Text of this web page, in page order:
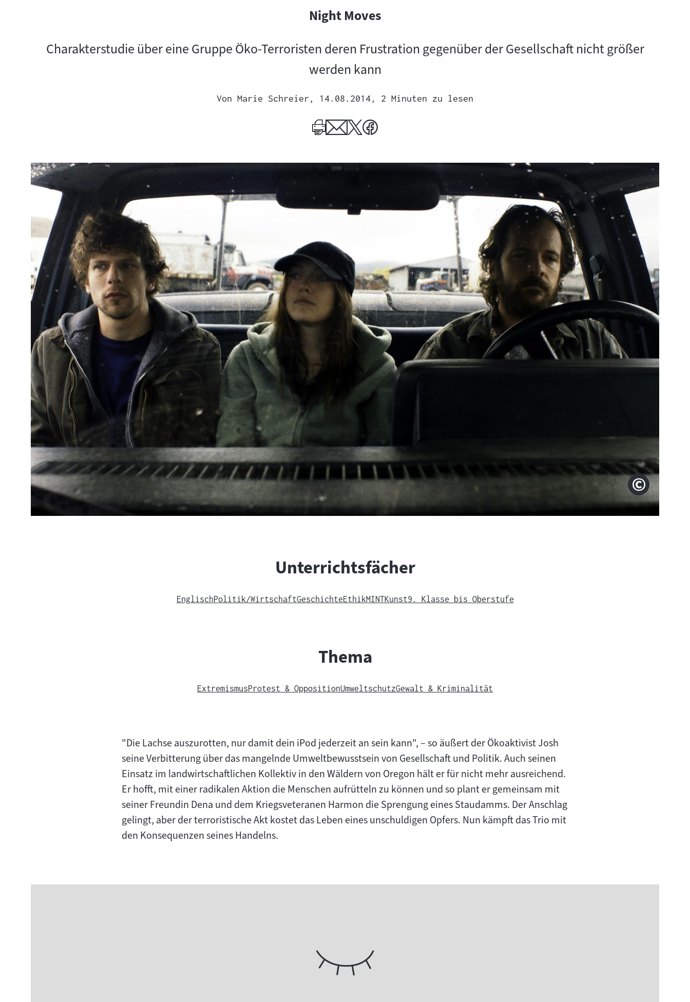
Night Moves
Charakterstudie über eine Gruppe Öko-Terroristen deren Frustration gegenüber der Gesellschaft nicht größer
werden kann
Von Marie Schreier, 14.08.2014, 2 Minuten zu lesen
Copyright
MFA+
Unterrichtsfächer
EnglischPolitik/WirtschaftGeschichteEthikMINTKunst9. Klasse bis Oberstufe
Thema
ExtremismusProtest & OppositionUmweltschutzGewalt & Kriminalität
"Die Lachse auszurotten, nur damit dein iPod jederzeit an sein kann", – so äußert der Ökoaktivist Josh
seine Verbitterung über das mangelnde Umweltbewusstsein von Gesellschaft und Politik. Auch seinen
Einsatz im landwirtschaftlichen Kollektiv in den Wäldern von Oregon hält er für nicht mehr ausreichend.
Er hofft, mit einer radikalen Aktion die Menschen aufrütteln zu können und so plant er gemeinsam mit
seiner Freundin Dena und dem Kriegsveteranen Harmon die Sprengung eines Staudamms. Der Anschlag
gelingt, aber der terroristische Akt kostet das Leben eines unschuldigen Opfers. Nun kämpft das Trio mit
den Konsequenzen seines Handelns.